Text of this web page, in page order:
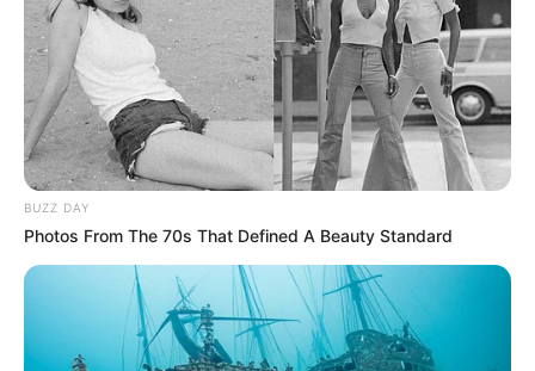
BUZZ DAY
Photos From The 70s That Defined A Beauty Standard